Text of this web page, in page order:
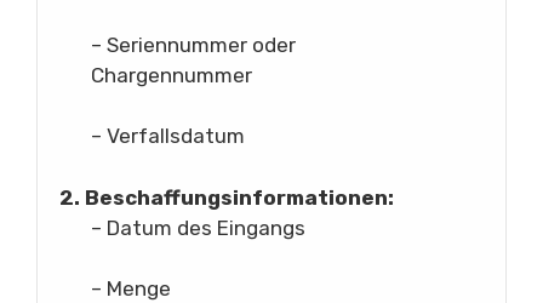
– Seriennummer oder
Chargennummer
– Verfallsdatum
2. Beschaffungsinformationen:
– Datum des Eingangs
– Menge